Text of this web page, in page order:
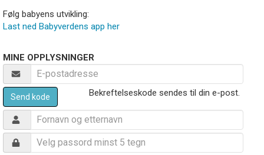
Følg babyens utvikling:
Last ned Babyverdens app her
MINE OPPLYSNINGER
Send kode Bekreftelseskode sendes til din e-post.